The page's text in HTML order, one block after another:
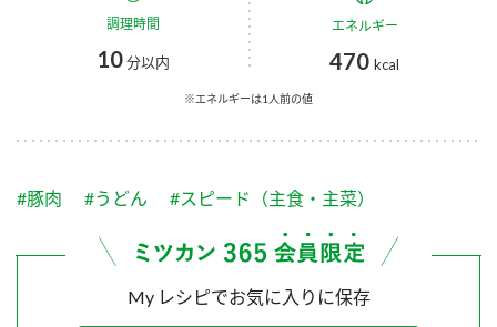
炊き込みご飯の素 米飯用調味液
かおりの蔵
納豆のサイト
三ツ判山吹
環境への取り組み
お客様相談センター
お客様の声をいかしました
販売終了製品のご案内
調理時間
10分以内
エネルギー
470 kcal
※エネルギーは1人前の値
#豚肉 #うどん #スピード（主食・主菜）
My レシピでお気に入りに保存